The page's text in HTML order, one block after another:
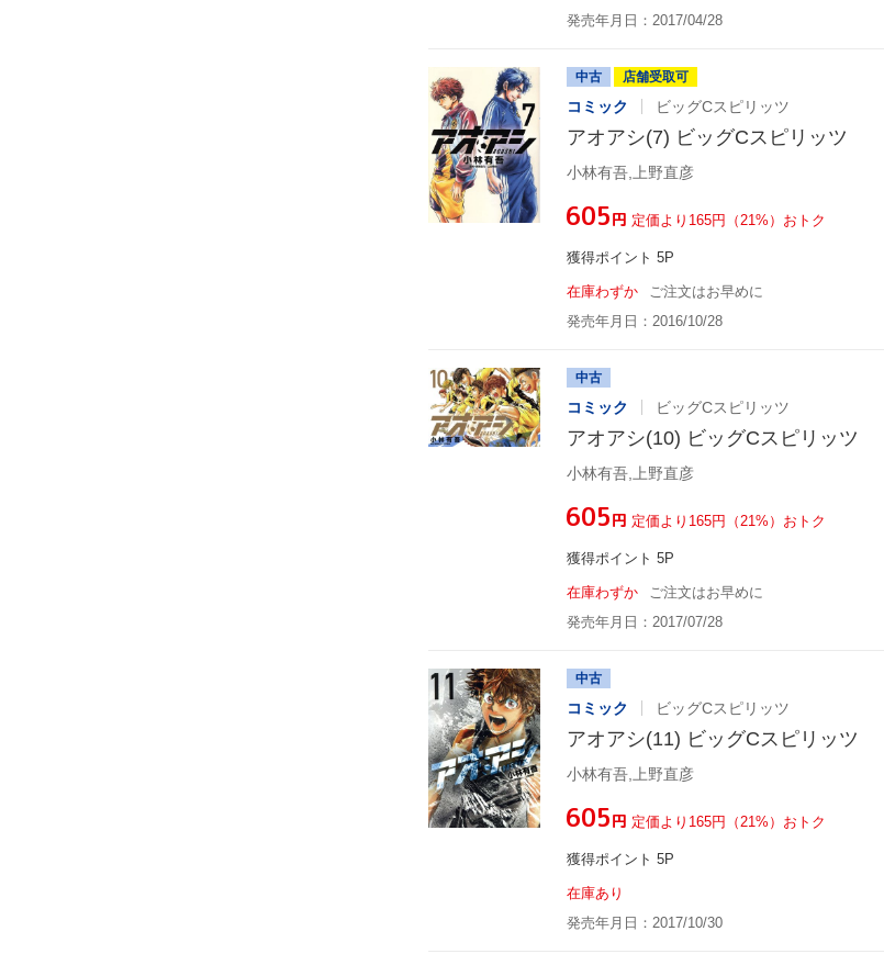
発売年月日：2017/04/28
中古 店舗受取可
コミック ビッグCスピリッツ
アオアシ(7) ビッグCスピリッツ
小林有吾,上野直彦
¥605円 定価より165円（21%）おトク
獲得ポイント 5P
在庫わずか
ご注文はお早めに
発売年月日：2016/10/28
中古
コミック ビッグCスピリッツ
アオアシ(10) ビッグCスピリッツ
小林有吾,上野直彦
¥605円 定価より165円（21%）おトク
獲得ポイント 5P
在庫わずか
ご注文はお早めに
発売年月日：2017/07/28
中古
コミック ビッグCスピリッツ
アオアシ(11) ビッグCスピリッツ
小林有吾,上野直彦
¥605円 定価より165円（21%）おトク
獲得ポイント 5P
在庫あり
発売年月日：2017/10/30